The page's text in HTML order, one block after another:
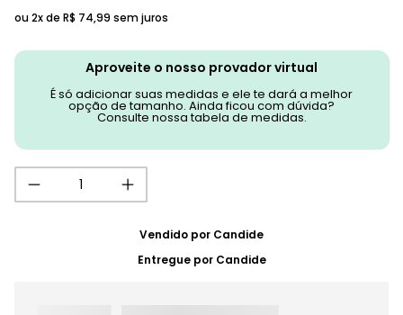
ou 2x de R$ 74,99 sem juros
Aproveite o nosso provador virtual
É só adicionar suas medidas e ele te dará a melhor
opção de tamanho. Ainda ficou com dúvida?
Consulte nossa tabela de medidas.
Vendido por Candide
Entregue por Candide